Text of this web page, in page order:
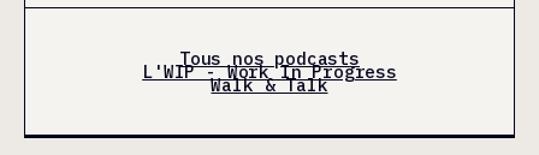
Tous nos podcasts
L'WIP - Work In Progress
Walk & Talk